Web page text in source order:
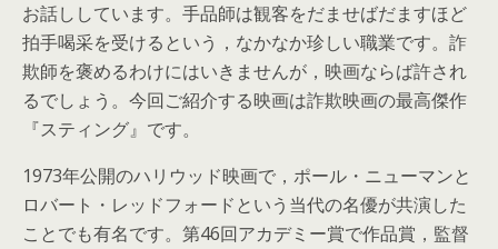
お話ししています。手品師は観客をだませばだますほど
拍手喝采を受けるという，なかなか珍しい職業です。詐
欺師を褒めるわけにはいきませんが，映画ならば許され
るでしょう。今回ご紹介する映画は詐欺映画の最高傑作
『スティング』です。
1973年公開のハリウッド映画で，ポール・ニューマンと
ロバート・レッドフォードという当代の名優が共演した
ことでも有名です。第46回アカデミー賞で作品賞，監督